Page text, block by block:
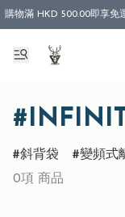
購物滿 HKD 500.00即享免
斜背袋 變頻式
0項 商品